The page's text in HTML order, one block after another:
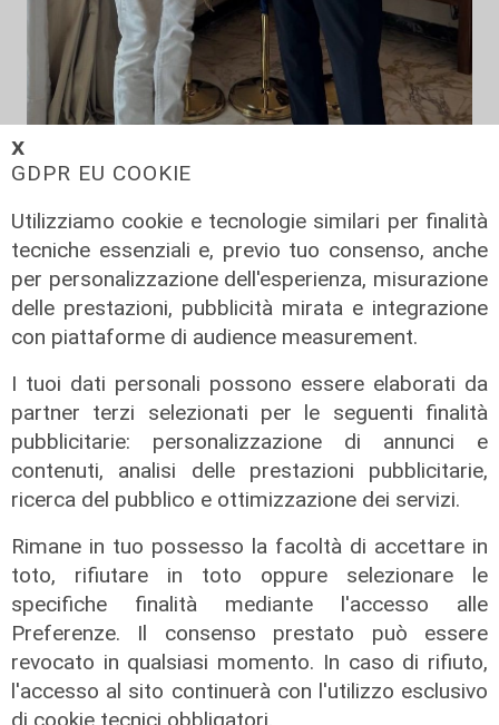
𝗫
GDPR EU COOKIE
Utilizziamo cookie e tecnologie similari per finalità
tecniche essenziali e, previo tuo consenso, anche
per personalizzazione dell'esperienza, misurazione
delle prestazioni, pubblicità mirata e integrazione
con piattaforme di audience measurement.
I tuoi dati personali possono essere elaborati da
partner terzi selezionati per le seguenti finalità
pubblicitarie: personalizzazione di annunci e
contenuti, analisi delle prestazioni pubblicitarie,
ricerca del pubblico e ottimizzazione dei servizi.
Rimane in tuo possesso la facoltà di accettare in
toto, rifiutare in toto oppure selezionare le
specifiche finalità mediante l'accesso alle
Preferenze. Il consenso prestato può essere
revocato in qualsiasi momento. In caso di rifiuto,
l'accesso al sito continuerà con l'utilizzo esclusivo
Emergenza idrica, Scajola e Cirio:
«Strategia Comune tra i nostri
territori"
08/08/2026
di Gilberto Volpara
L'esclusiva